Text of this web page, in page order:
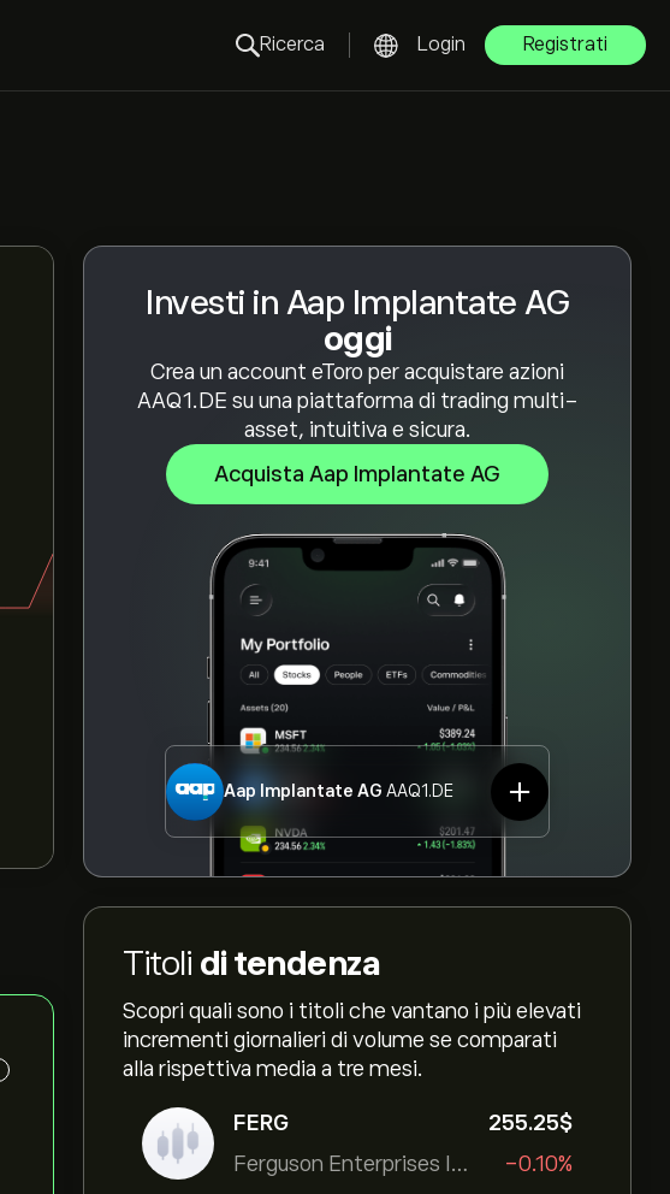
Ricerca Login Registrati
Investi in Aap Implantate AG
oggi
Crea un account eToro per acquistare azioni
AAQ1.DE su una piattaforma di trading multi-
asset, intuitiva e sicura.
Acquista Aap Implantate AG
Aap Implantate AG AAQ1.DE
Titoli di tendenza
Scopri quali sono i titoli che vantano i più elevati
incrementi giornalieri di volume se comparati
alla rispettiva media a tre mesi.
FERG
Ferguson Enterprises Inc
255.25‎$‎
-0.10%